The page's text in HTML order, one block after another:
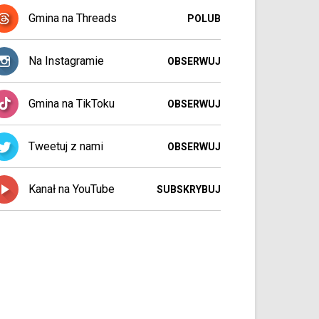
Gmina na Threads POLUB
Na Instagramie OBSERWUJ
Gmina na TikToku OBSERWUJ
Tweetuj z nami OBSERWUJ
Kanał na YouTube SUBSKRYBUJ